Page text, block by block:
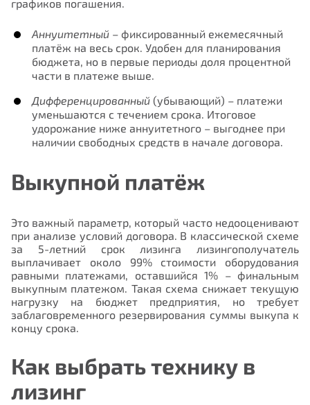
графиков погашения.
Аннуитетный – фиксированный ежемесячный
платёж на весь срок. Удобен для планирования
бюджета, но в первые периоды доля процентной
части в платеже выше.
Дифференцированный (убывающий) – платежи
уменьшаются с течением срока. Итоговое
удорожание ниже аннуитетного – выгоднее при
наличии свободных средств в начале договора.
Выкупной платёж
Это важный параметр, который часто недооценивают
при анализе условий договора. В классической схеме
за 5-летний срок лизинга лизингополучатель
выплачивает около 99% стоимости оборудования
равными платежами, оставшийся 1% – финальным
выкупным платежом. Такая схема снижает текущую
нагрузку на бюджет предприятия, но требует
заблаговременного резервирования суммы выкупа к
концу срока.
Как выбрать технику в
лизинг